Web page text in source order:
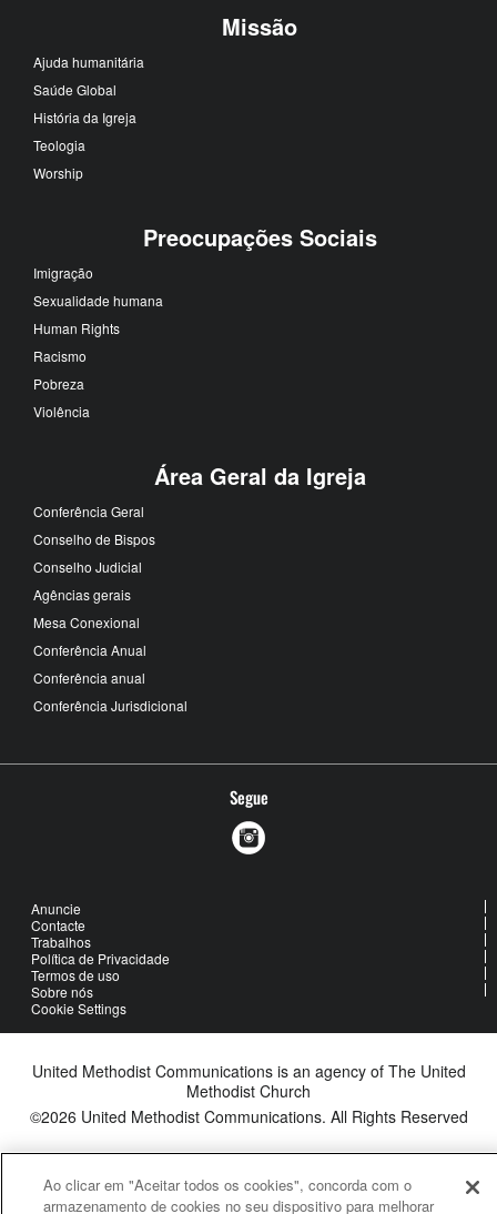
Missão
Ajuda humanitária
Saúde Global
História da Igreja
Teologia
Worship
Preocupações Sociais
Imigração
Sexualidade humana
Human Rights
Racismo
Pobreza
Violência
Área Geral da Igreja
Conferência Geral
Conselho de Bispos
Conselho Judicial
Agências gerais
Mesa Conexional
Conferência Anual
Conferência anual
Conferência Jurisdicional
Segue
Anuncie
Contacte
Trabalhos
Política de Privacidade
Termos de uso
Sobre nós
Cookie Settings
United Methodist Communications is an agency of The United
Methodist Church
©2026 United Methodist Communications. All Rights Reserved
Ao clicar em "Aceitar todos os cookies", concorda com o
armazenamento de cookies no seu dispositivo para melhorar